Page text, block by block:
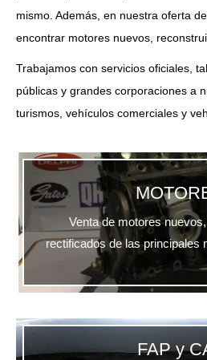
mismo. Además, en nuestra oferta
encontrar motores nuevos,
Trabajamos con servicios oficiales,
públicas y grandes corporaciones a
turismos, vehículos comerciales y
Venta de motores
rectificados de las principales
FAP y